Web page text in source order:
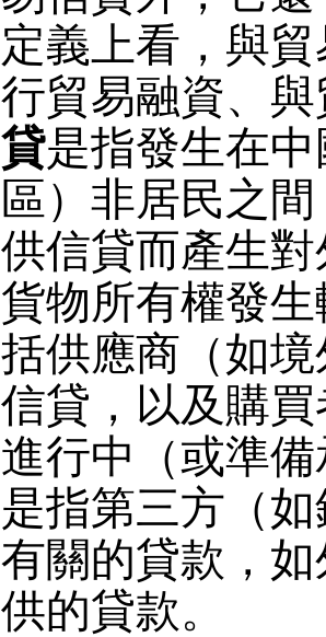
定義上看，與
行貿易融資、
貸是指發生在
區）非居民之
供信貸而產生
貨物所有權發
括供應商（如
信貸，以及購
進行中（或準
是指第三方（
有關的貸款，
供的貸款。